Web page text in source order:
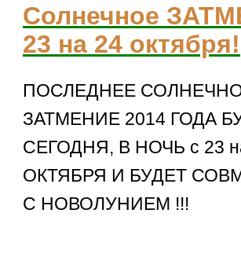
Солнечное
23 на 24 октября!
ПОСЛЕДНЕЕ
ЗАТМЕНИЕ 2014 ГОДА
СЕГОДНЯ, В НОЧЬ с 23
ОКТЯБРЯ И БУДЕТ
С НОВОЛУНИЕМ !!!